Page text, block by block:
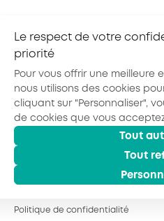
Exploitations
agricoles
Hôtels, cafés,
Organismes de
Portage salarial
Mentions légales
Le respect de votre
priorité
Pour vous offrir une meilleure
nous utilisons des cookies
cliquant sur "Personnaliser",
de cookies que vous
Tout
Tout
Politique de confidentialité